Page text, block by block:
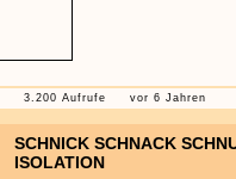
3.200 Aufrufe vor 6 Jahren
SCHNICK SCHNACK
ISOLATION